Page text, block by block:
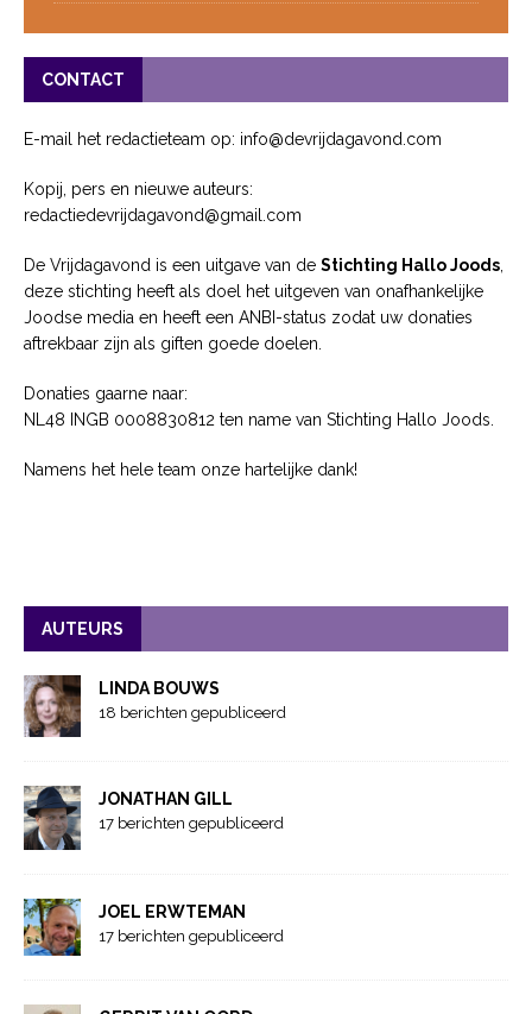
CONTACT
E-mail het redactieteam op: info@devrijdagavond.com
Kopij, pers en nieuwe auteurs:
redactiedevrijdagavond@gmail.com
De Vrijdagavond is een uitgave van de Stichting Hallo Joods,
deze stichting heeft als doel het uitgeven van onafhankelijke
Joodse media en heeft een ANBI-status zodat uw donaties
aftrekbaar zijn als giften goede doelen.
Donaties gaarne naar:
NL48 INGB 0008830812 ten name van Stichting Hallo Joods.
Namens het hele team onze hartelijke dank!
AUTEURS
LINDA BOUWS
18 berichten gepubliceerd
JONATHAN GILL
17 berichten gepubliceerd
JOEL ERWTEMAN
17 berichten gepubliceerd